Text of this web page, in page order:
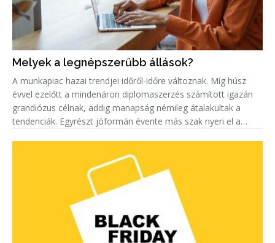
Melyek a legnépszerűbb állások?
A munkapiac hazai trendjei időről-időre változnak. Míg húsz
évvel ezelőtt a mindenáron diplomaszerzés számított igazán
grandiózus célnak, addig manapság némileg átalakultak a
tendenciák. Egyrészt jóformán évente más szak nyeri el a